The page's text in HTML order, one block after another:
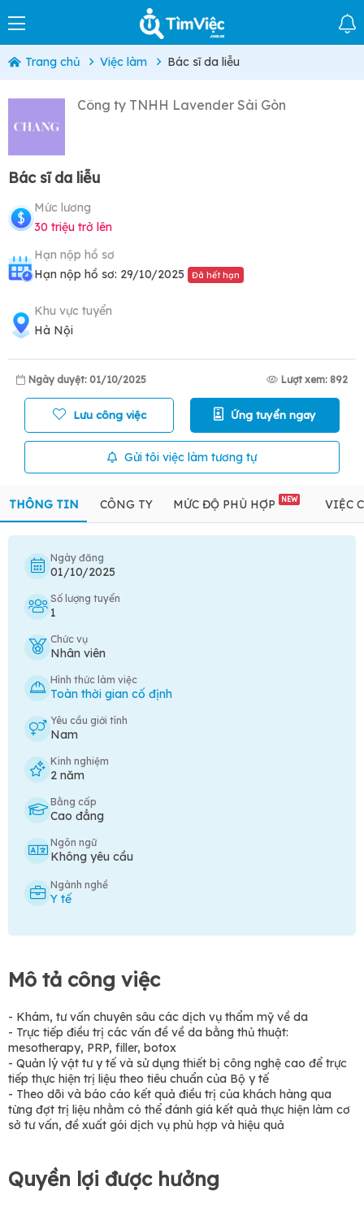
Trang chủ Việc làm Bác sĩ da liễu
Công ty TNHH Lavender Sài Gòn
Bác sĩ da liễu
Mức lương
30 triệu trở lên
Hạn nộp hồ sơ
Hạn nộp hồ sơ: 29/10/2025
Đã hết hạn
Khu vực tuyển
Hà Nội
Ngày duyệt: 01/10/2025 Lượt xem: 892
Lưu công việc Ứng tuyển ngay
Gửi tôi việc làm tương tự
THÔNG TIN CÔNG TY MỨC ĐỘ PHÙ HỢP NEW VIỆC
Ngày đăng
01/10/2025
Số lượng tuyển
1
Chức vụ
Nhân viên
Hình thức làm việc
Toàn thời gian cố định
Yêu cầu giới tính
Nam
Kinh nghiệm
2 năm
Bằng cấp
Cao đẳng
Ngôn ngữ
Không yêu cầu
Ngành nghề
Y tế
Mô tả công việc
- Khám, tư vấn chuyên sâu các dịch vụ thẩm mỹ về da
- Trực tiếp điều trị các vấn đề về da bằng thủ thuật:
mesotherapy, PRP, filler, botox
- Quản lý vật tư y tế và sử dụng thiết bị công nghệ cao để trực
tiếp thực hiện trị liệu theo tiêu chuẩn của Bộ y tế
- Theo dõi và báo cáo kết quả điều trị của khách hàng qua
từng đợt trị liệu nhằm có thể đánh giá kết quả thực hiện làm cơ
sở tư vấn, đề xuất gói dịch vụ phù hợp và hiệu quả
Quyền lợi được hưởng